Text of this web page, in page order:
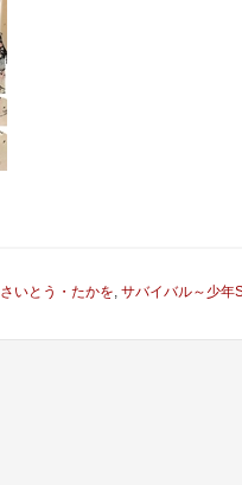
さいとう・たかを, サバイバル～少年